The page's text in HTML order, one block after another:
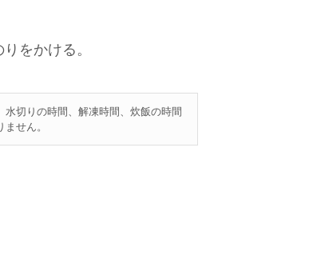
をかける。
切りの時間、解凍時間、炊飯の時間
せん。